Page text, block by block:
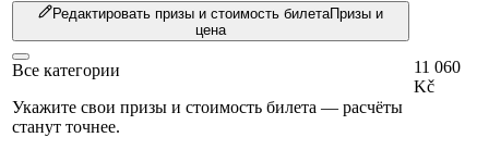
Редактировать призы и стоимость билетаПризы и
цена
Все категории
Укажите свои призы и стоимость билета — расчёты
станут точнее.
11 060
Kč